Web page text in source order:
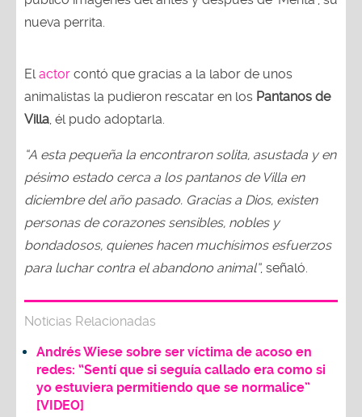
nueva perrita.
El actor contó que gracias a la labor de unos
animalistas la pudieron rescatar en los Pantanos de
Villa , él pudo adoptarla.
“A esta pequeña la encontraron solita, asustada y en
pésimo estado cerca a los pantanos de Villa en
diciembre del año pasado. Gracias a Dios, existen
personas de corazones sensibles, nobles y
bondadosos, quienes hacen muchísimos esfuerzos
para luchar contra el abandono animal”, señaló.
Noticias Relacionadas
Andrés Wiese sobre ser víctima de acoso en
redes: “Sentí que si seguía callado era como si
yo estuviera permitiendo que se normalice”
[VIDEO]